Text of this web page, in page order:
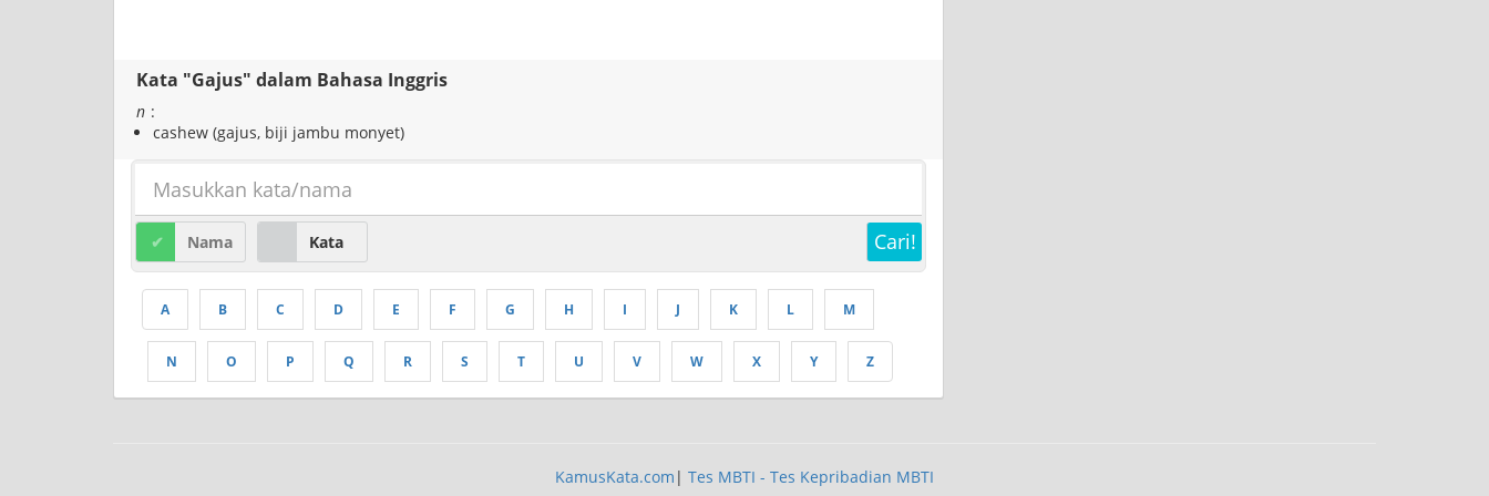
Kata "Gajus" dalam Bahasa Inggris
n :
cashew (gajus, biji jambu monyet)
Nama Kata Cari!
A B C D E F G H I J K L M
N O P Q R S T U V W X Y Z
KamusKata.com | Tes MBTI - Tes Kepribadian MBTI